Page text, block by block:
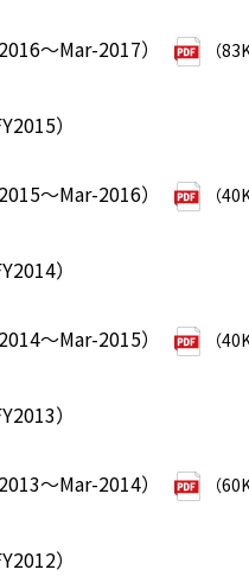
～Mar-2017） （
）
～Mar-2016） （
）
～Mar-2015） （
）
～Mar-2014） （
）